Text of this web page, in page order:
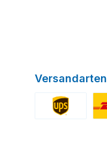
Versandarten